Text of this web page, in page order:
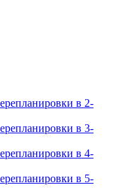
в 2-
в 3-
в 4-
в 5-